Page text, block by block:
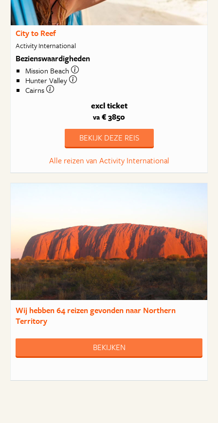
City to Reef
Activity International
Bezienswaardigheden
Mission Beach
Hunter Valley
Cairns
excl ticket
va € 3850
BEKIJK DEZE REIS
Alle reizen van Activity International
Wij hebben64 reizengevonden naar Northern
Territory
BEKIJKEN